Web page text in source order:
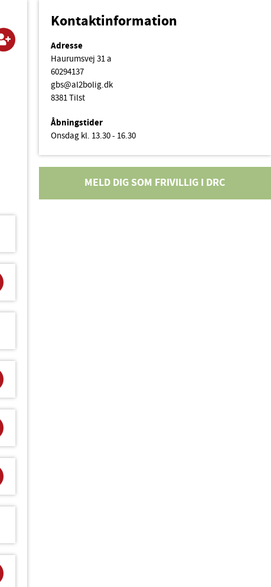
Kontaktinformation
Adresse
Haurumsvej 31 a
60294137
gbs@al2bolig.dk
8381 Tilst
Åbningstider
Onsdag kl. 13.30 - 16.30
MELD DIG SOM FRIVILLIG I DRC